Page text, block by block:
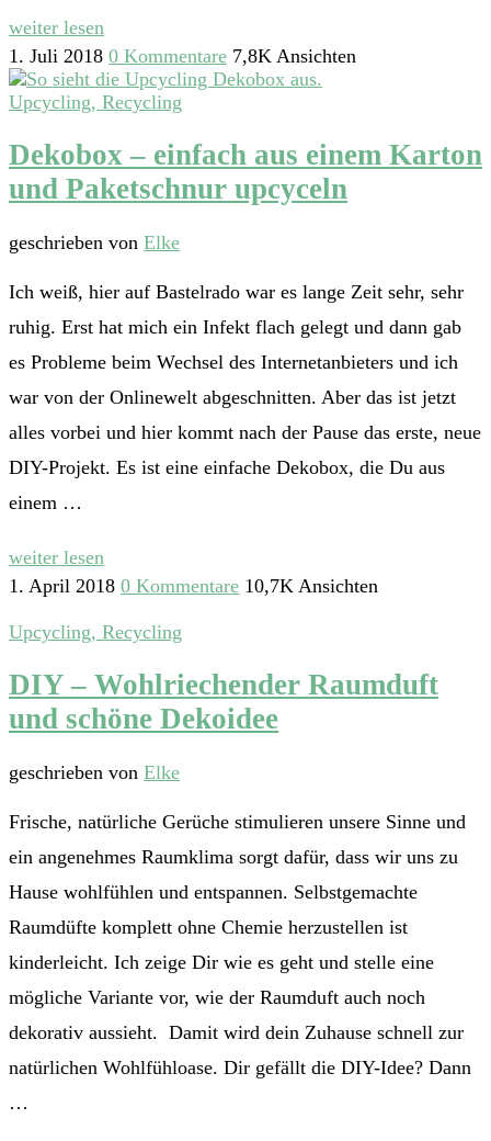
weiter lesen
1. Juli 2018 0 Kommentare 7,8K Ansichten
Upcycling, Recycling
Dekobox – einfach aus einem Karton
und Paketschnur upcyceln
geschrieben von Elke
Ich weiß, hier auf Bastelrado war es lange Zeit sehr, sehr
ruhig. Erst hat mich ein Infekt flach gelegt und dann gab
es Probleme beim Wechsel des Internetanbieters und ich
war von der Onlinewelt abgeschnitten. Aber das ist jetzt
alles vorbei und hier kommt nach der Pause das erste, neue
DIY-Projekt. Es ist eine einfache Dekobox, die Du aus
einem …
weiter lesen
1. April 2018 0 Kommentare 10,7K Ansichten
Upcycling, Recycling
DIY – Wohlriechender Raumduft
und schöne Dekoidee
geschrieben von Elke
Frische, natürliche Gerüche stimulieren unsere Sinne und
ein angenehmes Raumklima sorgt dafür, dass wir uns zu
Hause wohlfühlen und entspannen. Selbstgemachte
Raumdüfte komplett ohne Chemie herzustellen ist
kinderleicht. Ich zeige Dir wie es geht und stelle eine
mögliche Variante vor, wie der Raumduft auch noch
dekorativ aussieht. Damit wird dein Zuhause schnell zur
natürlichen Wohlfühloase. Dir gefällt die DIY-Idee? Dann
…